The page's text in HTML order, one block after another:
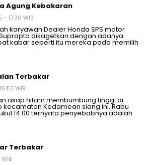
Agung Kebakaran
17:30 WIB
karyawan Dealer Honda SPS motor
dikagetkan dengan adanya
kabar seperti itu mereka pada memilih
Terbakar
WIB
asap hitam membumbung tinggi di
kecamatan Kedamean siang ini. Rabu
14.00 ternyata penyebabnya adalah
Terbakar